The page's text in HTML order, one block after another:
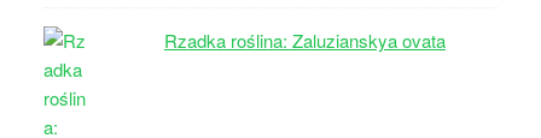
Rzadka roślina: Zaluzianskya ovata